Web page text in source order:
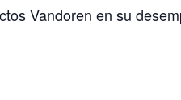
Vandoren en su